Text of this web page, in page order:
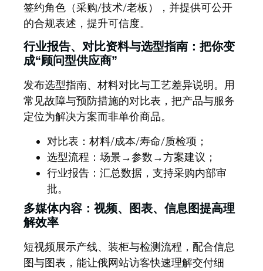
签约角色（采购/技术/老板），并提供可公开
的合规表述，提升可信度。
行业报告、对比资料与选型指南：把你变
成“顾问型供应商”
发布选型指南、材料对比与工艺差异说明。用
常见故障与预防措施的对比表，把产品与服务
定位为解决方案而非单价商品。
对比表：材料/成本/寿命/质检项；
选型流程：场景→参数→方案建议；
行业报告：汇总数据，支持采购内部审
批。
多媒体内容：视频、图表、信息图提高理
解效率
短视频展示产线、装柜与检测流程，配合信息
图与图表，能让俄网站访客快速理解交付细